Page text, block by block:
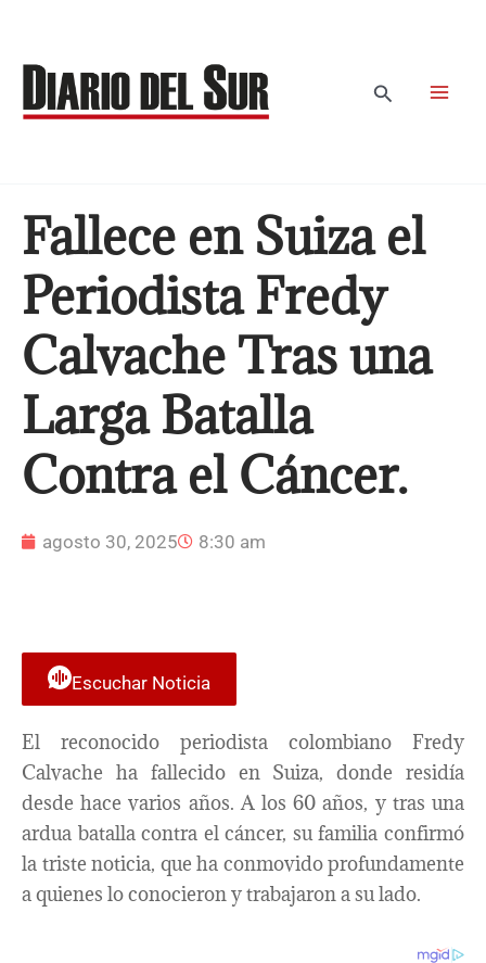
contenido
Buscar
Fallece en Suiza el
Periodista Fredy
Calvache Tras una
Larga Batalla
Contra el Cáncer.
agosto 30, 2025 8:30 am
Escuchar Noticia
El reconocido periodista colombiano Fredy
Calvache ha fallecido en Suiza, donde residía
desde hace varios años. A los 60 años, y tras una
ardua batalla contra el cáncer, su familia confirmó
la triste noticia, que ha conmovido profundamente
a quienes lo conocieron y trabajaron a su lado.